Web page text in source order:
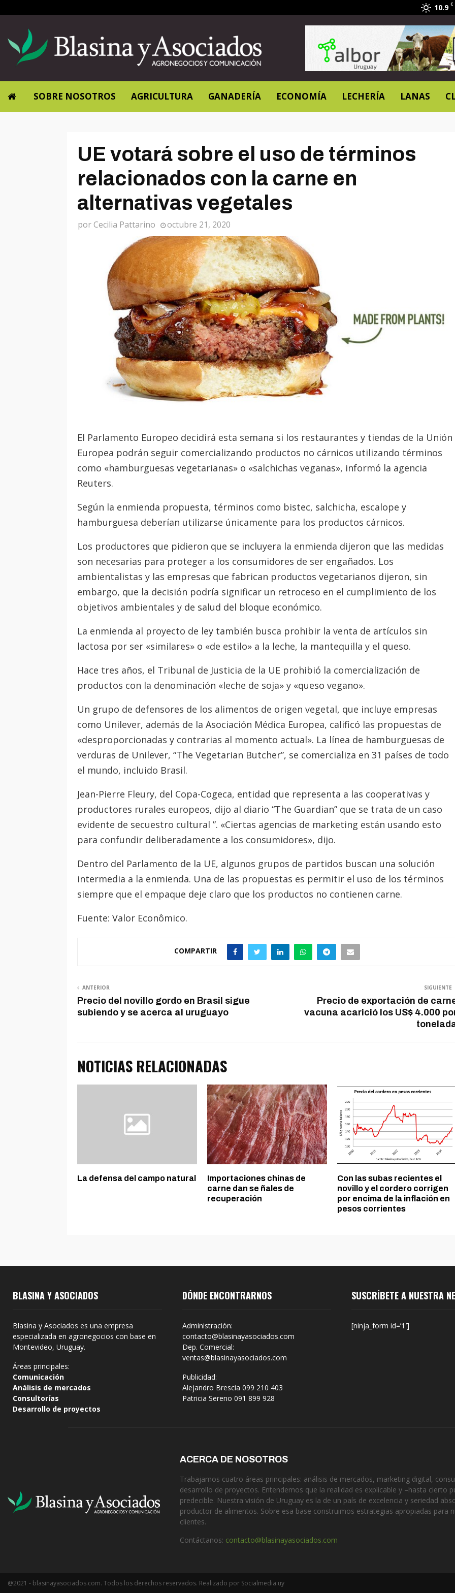
10.9 C
SOBRE NOSOTROS AGRICULTURA GANADERÍA ECONOMÍA LECHERÍA LANAS
UE votará sobre el uso de términos
relacionados con la carne en
alternativas vegetales
porCecilia Pattarino octubre 21, 2020
El Parlamento Europeo decidirá esta semana si los restaurantes y tiendas de la Unión
Europea podrán seguir comercializando productos no cárnicos utilizando términos
como «hamburguesas vegetarianas» o «salchichas veganas», informó la agencia
Reuters.
Según la enmienda propuesta, términos como bistec, salchicha, escalope y
hamburguesa deberían utilizarse únicamente para los productos cárnicos.
Los productores que pidieron que se incluyera la enmienda dijeron que las medidas
son necesarias para proteger a los consumidores de ser engañados. Los
ambientalistas y las empresas que fabrican productos vegetarianos dijeron, sin
embargo, que la decisión podría significar un retroceso en el cumplimiento de los
objetivos ambientales y de salud del bloque económico.
La enmienda al proyecto de ley también busca prohibir la venta de artículos sin
lactosa por ser «similares» o «de estilo» a la leche, la mantequilla y el queso.
Hace tres años, el Tribunal de Justicia de la UE prohibió la comercialización de
productos con la denominación «leche de soja» y «queso vegano».
Un grupo de defensores de los alimentos de origen vegetal, que incluye empresas
como Unilever, además de la Asociación Médica Europea, calificó las propuestas de
«desproporcionadas y contrarias al momento actual». La línea de hamburguesas de
verduras de Unilever, “The Vegetarian Butcher”, se comercializa en 31 países de todo
el mundo, incluido Brasil.
Jean-Pierre Fleury, del Copa-Cogeca, entidad que representa a las cooperativas y
productores rurales europeos, dijo al diario “The Guardian” que se trata de un caso
evidente de secuestro cultural ”. «Ciertas agencias de marketing están usando esto
para confundir deliberadamente a los consumidores», dijo.
Dentro del Parlamento de la UE, algunos grupos de partidos buscan una solución
intermedia a la enmienda. Una de las propuestas es permitir el uso de los términos
siempre que el empaque deje claro que los productos no contienen carne.
Fuente: Valor Econômico.
COMPARTIR
ANTERIOR
Precio del novillo gordo en Brasil sigue
subiendo y se acerca al uruguayo
SIGUIENTE
Precio de exportación de
vacuna acarició los US$ 4.000
NOTICIAS RELACIONADAS
La defensa del campo natural
Importaciones chinas de
carne dan se ñales de
recuperación
Con las subas recientes el
novillo y el cordero corrigen
por encima de la inflación en
pesos corrientes
BLASINA Y ASOCIADOS
Blasina y Asociados es una empresa
especializada en agronegocios con base en
Montevideo, Uruguay.
Áreas principales:
Comunicación
Análisis de mercados
Consultorías
Desarrollo de proyectos
DÓNDE ENCONTRARNOS
Administración:
contacto@blasinayasociados.com
Dep. Comercial:
ventas@blasinayasociados.com
Publicidad:
Alejandro Brescia 099 210 403
Patricia Sereno 091 899 928
SUSCRÍBETE A NUESTRA
[ninja_form id=’1′]
ACERCA DE NOSOTROS
Trabajamos cuatro áreas principales: análisis de mercados, marketing digital,
desarrollo de proyectos. Entendemos que la realidad es explicable y –hasta cierto
predecible. Nuestra visión de Uruguay es la de un país de excelencia y seriedad
productor de alimentos. Sobre esa base construimos estrategias apropiadas para
clientes.
Contáctanos: contacto@blasinayasociados.com
@2021 - blasinayasociados.com. Todos los derechos reservados. Realizado por Socialmedia.uy